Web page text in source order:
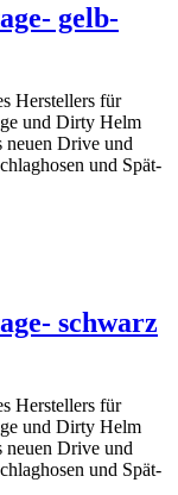
gelb-
Herstellers für
und Dirty Helm
neuen Drive und
und Spät-
schwarz
Herstellers für
und Dirty Helm
neuen Drive und
und Spät-